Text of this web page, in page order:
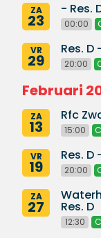
ZA
23
- Res.
00:00
VR
29
Res. D
20:00
Februari
ZA
13
Rfc
15:00
VR
19
Res.
20:00
ZA
27 Res. D
12:30